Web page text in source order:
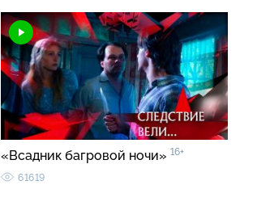
«Всадник багровой ночи» 16+
61619